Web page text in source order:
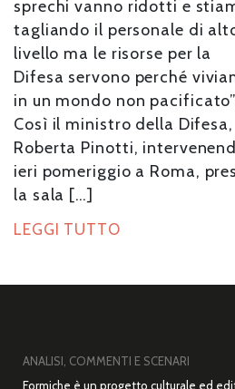
sprechi vanno ridotti e
tagliando il personale di
livello ma le risorse per la
Difesa servono perché
in un mondo non
Così il ministro della Difesa,
Roberta Pinotti,
ieri pomeriggio a Roma,
la sala […]
LEGGI TUTTO
ANALISI, COMMENTI E SCENARI
Formiche è un progetto culturale ed